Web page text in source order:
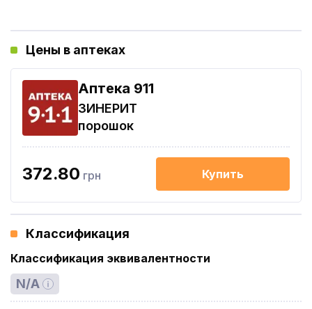
Цены в аптеках
Aптека 911
ЗИНЕРИТ
порошок
372.80 грн Купить
Классификация
Классификация эквивалентности
N/A